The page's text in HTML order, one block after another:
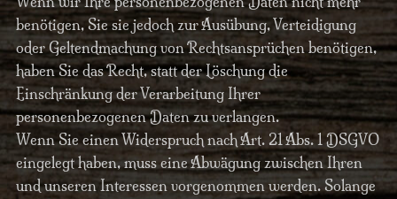
benötigen, Sie sie jedoch zur Ausübung, Verteidigung
oder Geltendmachung von Rechtsansprüchen benötigen,
haben Sie das Recht, statt der Löschung die
Einschränkung der Verarbeitung Ihrer
personenbezogenen Daten zu verlangen.
Wenn Sie einen Widerspruch nach Art. 21 Abs. 1 DSGVO
eingelegt haben, muss eine Abwägung zwischen Ihren
und unseren Interessen vorgenommen werden. Solange